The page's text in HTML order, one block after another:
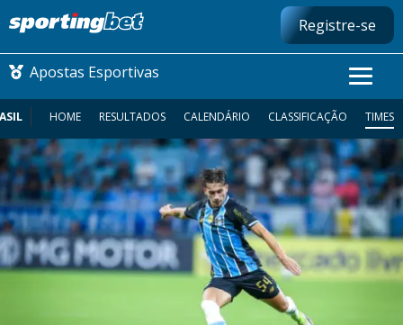
Registre-se
Apostas Esportivas
CONMEBOL LIBERTADORES
FUTEBOL NACIONAL
FUTEBOL INTERNACIONAL
HOME RESULTADOS CALENDÁRIO CLASSIFICAÇÃO TIMES